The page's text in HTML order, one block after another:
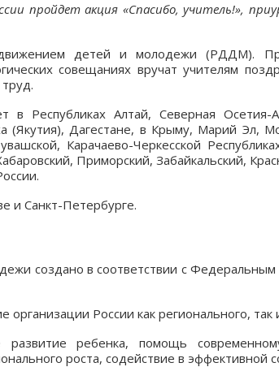
пройдет акция «Спасибо, учитель!»,
движением детей и молодежи (РДДМ).
совещаниях вручат учителям
в Республиках Алтай, Северная Осетия-
(Якутия), Дагестане, в Крыму, Марий Эл,
Карачаево-Черкесской
Приморский, Забайкальский,
и Санкт-Петербурге.
создано в соответствии с
России как регионального, так
ребенка, помощь
роста, содействие в эффективной